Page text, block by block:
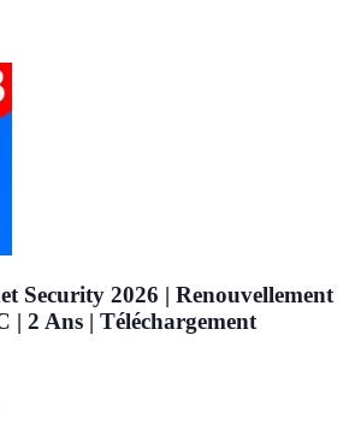
Security 2026 | Renouvellement
| 2 Ans | Téléchargement